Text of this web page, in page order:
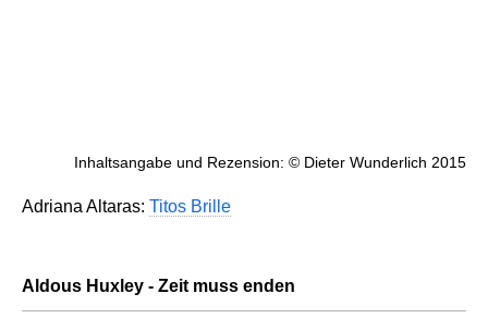
Inhaltsangabe und Rezension: © Dieter Wunderlich 2015
Adriana Altaras: Titos Brille
Aldous Huxley - Zeit muss enden